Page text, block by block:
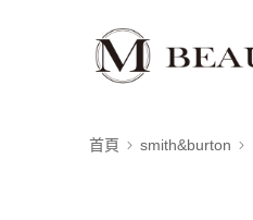
首頁 smith&burton